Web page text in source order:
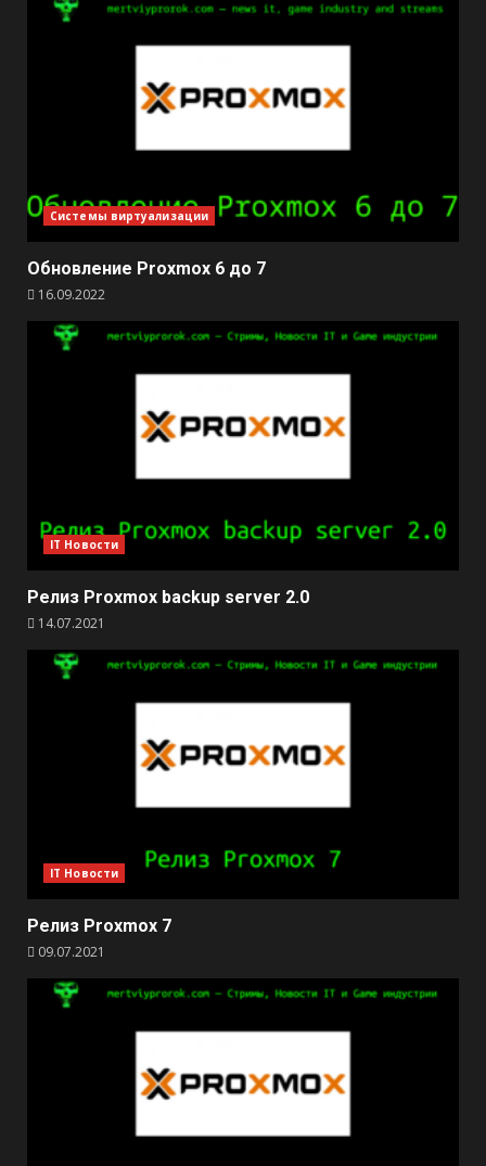
Системы виртуализации
Обновление Proxmox 6 до 7
16.09.2022
IT Новости
Релиз Proxmox backup server 2.0
14.07.2021
IT Новости
Релиз Proxmox 7
09.07.2021